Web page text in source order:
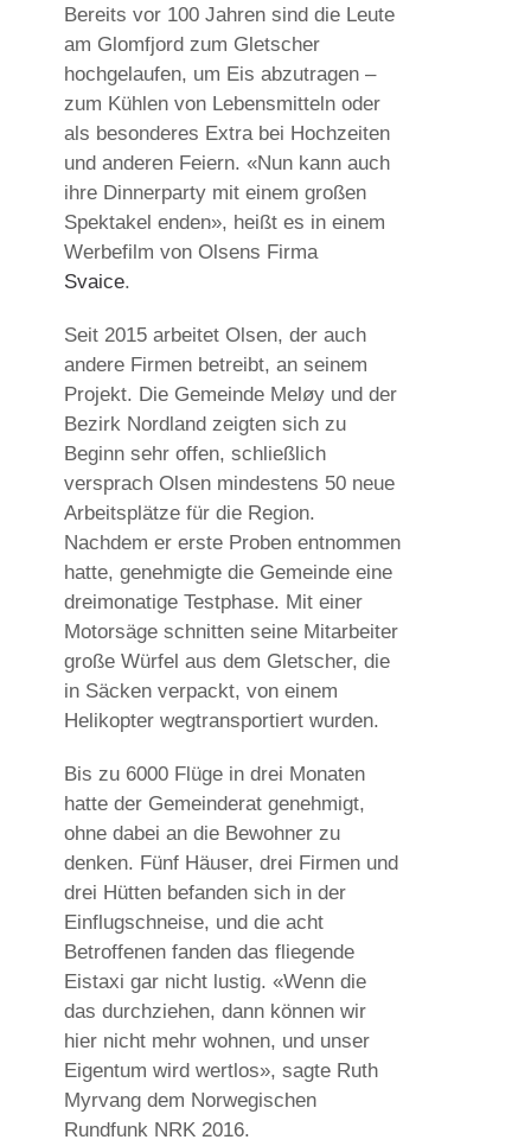
Bereits vor 100 Jahren sind die Leute
am Glomfjord zum Gletscher
hochgelaufen, um Eis abzutragen –
zum Kühlen von Lebensmitteln oder
als besonderes Extra bei Hochzeiten
und anderen Feiern. «Nun kann auch
ihre Dinnerparty mit einem großen
Spektakel enden», heißt es in einem
Werbefilm von Olsens Firma
Svaice.
Seit 2015 arbeitet Olsen, der auch
andere Firmen betreibt, an seinem
Projekt. Die Gemeinde Meløy und der
Bezirk Nordland zeigten sich zu
Beginn sehr offen, schließlich
versprach Olsen mindestens 50 neue
Arbeitsplätze für die Region.
Nachdem er erste Proben entnommen
hatte, genehmigte die Gemeinde eine
dreimonatige Testphase. Mit einer
Motorsäge schnitten seine Mitarbeiter
große Würfel aus dem Gletscher, die
in Säcken verpackt, von einem
Helikopter wegtransportiert wurden.
Bis zu 6000 Flüge in drei Monaten
hatte der Gemeinderat genehmigt,
ohne dabei an die Bewohner zu
denken. Fünf Häuser, drei Firmen und
drei Hütten befanden sich in der
Einflugschneise, und die acht
Betroffenen fanden das fliegende
Eistaxi gar nicht lustig. «Wenn die
das durchziehen, dann können wir
hier nicht mehr wohnen, und unser
Eigentum wird wertlos», sagte Ruth
Myrvang dem Norwegischen
Rundfunk NRK 2016.